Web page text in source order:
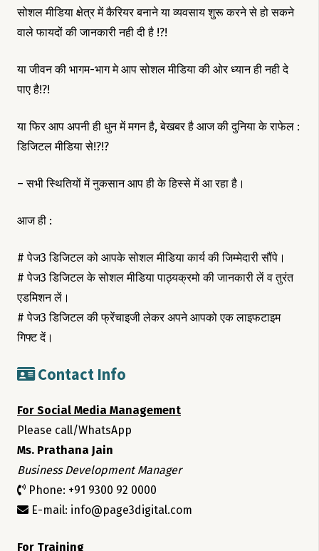
सोशल मीडिया क्षेत्र में कैरियर बनाने या व्यवसाय शुरू करने से हो सकने
वाले फायदों की जानकारी नही दी है !?!
या जीवन की भागम-भाग मे आप सोशल मीडिया की ओर ध्यान ही नही दे
पाए है!?!
या फिर आप अपनी ही धुन में मगन है, बेखबर है आज की दुनिया के राफेल :
डिजिटल मीडिया से!?!?
– सभी स्थितियों में नुकसान आप ही के हिस्से में आ रहा है।
आज ही :
# पेज3 डिजिटल को आपके सोशल मीडिया कार्य की जिम्मेदारी सौंपे।
# पेज3 डिजिटल के सोशल मीडिया पाठ्यक्रमो की जानकारी लें व तुरंत
एडमिशन लें।
# पेज3 डिजिटल की फ्रेंचाइजी लेकर अपने आपको एक लाइफटाइम
गिफ्ट दें।
Contact Info
For Social Media Management
Please call/WhatsApp
Ms. Prathana Jain
Business Development Manager
Phone: +91 9300 92 0000
E-mail: info@page3digital.com
For Training